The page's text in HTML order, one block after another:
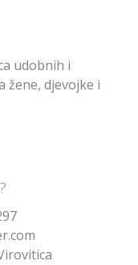
udobnih i
žene, djevojke i